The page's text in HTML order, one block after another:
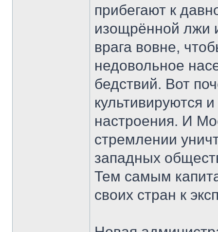
прибегают к
изощрённой лжи
врага вовне,
недовольное
бедствий. Вот
культивируются
настроения. И
стремлении
западных
Тем самым
своих стран к